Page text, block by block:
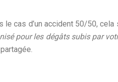
cas d’un accident 50/50,
pour les dégâts subis par